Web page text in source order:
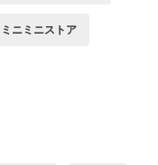
ミニミニストア